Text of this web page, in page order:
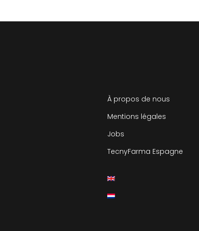
À propos de nous
Mentions légales
Jobs
TecnyFarma Espagne